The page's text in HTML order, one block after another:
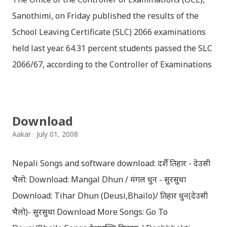
Sanothimi, on Friday published the results of the
School Leaving Certificate (SLC) 2066 examinations
held last year. 64.31 percent students passed the SLC
2066/67, according to the Controller of Examinations
Congratulations to all, who passed SLC this year. And
can follow THT (symbol no. and birth date required).
Download SLC Result 2066/2067 (2009-2010) :
REGULAR: EXEMPTED: Distinction --------------- First
division First division Second Division Second
Download
Aakar July 01, 2008
Nepali Songs and software download: दशैँ तिहार - देउसी
भैलो: Download: Mangal Dhun / मंगल धुन - सुरसुधा
Download: Tihar Dhun (Deusi,Bhailo)/ तिहार धुन(देउसी
भैलो)- सुरसुधा Download More Songs: Go To